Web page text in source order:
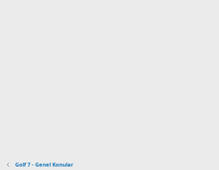
Golf 7 - Genel Konular